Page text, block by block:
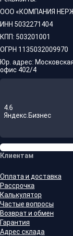
ООО «КОМПАНИЯ
ИНН 5032271404
КПП: 503201001
ОГРН 1135032009970
Юр. адрес:
офис 402/4
4.6
Яндекс.Бизнес
Клиентам
Оплата и доставка
Рассрочка
Калькулятор
Частые вопросы
Возврат и обмен
Гарантия
Адрес склада